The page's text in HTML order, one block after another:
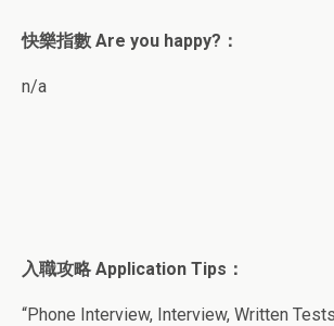
快樂指數 Are you happy?：
n/a
入職攻略 Application Tips：
“Phone Interview, Interview, Written